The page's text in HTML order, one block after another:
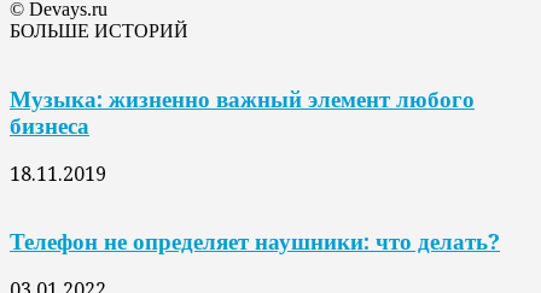
© Devays.ru
БОЛЬШЕ ИСТОРИЙ
Музыка: жизненно важный элемент любого
бизнеса
18.11.2019
Телефон не определяет наушники: что делать?